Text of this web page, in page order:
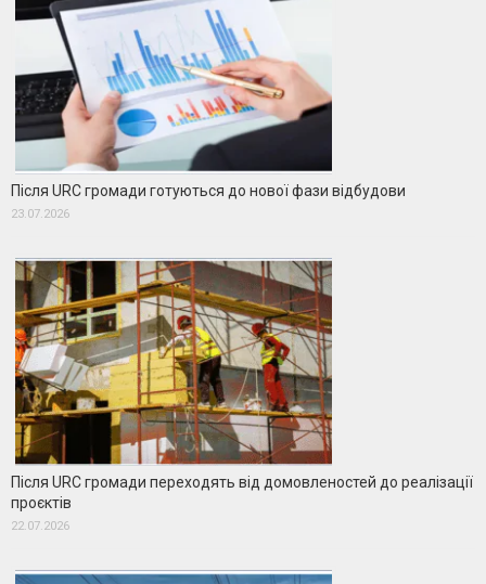
Після URC громади готуються до нової фази відбудови
23.07.2026
Після URC громади переходять від домовленостей до реалізації
проєктів
22.07.2026